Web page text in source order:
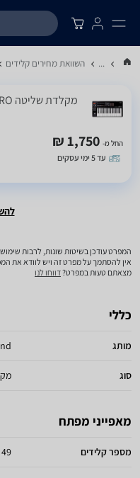
... השוואת מחירים קלידים
‏מקלדת שליטה Roland A500PRO רולנד
החל מ- 1,750 ₪
עד 5 ימי עסקים
המפרט עודכן בשיטות שונות, לרבות
אין להסתמך על מפרט זה ויש לוודא את
מצאתם טעות במפרט?דווחו לנו
כללי
מותג
סוג
מאפייני מפתח
מספר קלידים 49